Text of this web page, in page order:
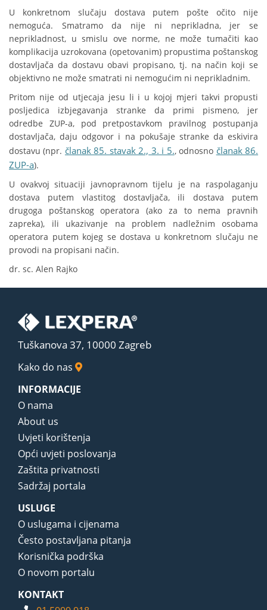
U konkretnom slučaju dostava putem pošte očito nije
nemoguća. Smatramo da nije ni neprikladna, jer se
neprikladnost, u smislu ove norme, ne može tumačiti kao
komplikacija uzrokovana (opetovanim) propustima poštanskog
dostavljača da dostavu obavi propisano, tj. na način koji se
objektivno ne može smatrati ni nemogućim ni neprikladnim.
Pritom nije od utjecaja jesu li i u kojoj mjeri takvi propusti
posljedica izbjegavanja stranke da primi pismeno, jer
odredbe ZUP-a, pod pretpostavkom pravilnog postupanja
dostavljača, daju odgovor i na pokušaje stranke da eskivira
dostavu (npr. članak 85. stavak 2., 3. i 5., odnosno članak 86.
ZUP-a).
U ovakvoj situaciji javnopravnom tijelu je na raspolaganju
dostava putem vlastitog dostavljača, ili dostava putem
drugoga poštanskog operatora (ako za to nema pravnih
zapreka), ili ukazivanje na problem nadležnim osobama
operatora putem kojeg se dostava u konkretnom slučaju ne
provodi na propisani način.
dr. sc. Alen Rajko
Tuškanova 37, 10000 Zagreb
Kako do nas
INFORMACIJE
O nama
About us
Uvjeti korištenja
Opći uvjeti poslovanja
Zaštita privatnosti
Sadržaj portala
USLUGE
O uslugama i cijenama
Često postavljana pitanja
Korisnička podrška
O novom portalu
KONTAKT